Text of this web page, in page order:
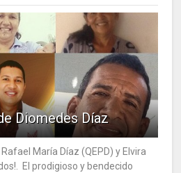
Diomedes Díaz
María Díaz (QEPD) y Elvira
El prodigioso y bendecido